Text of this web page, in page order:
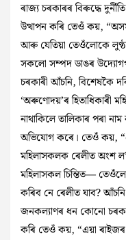
ৰাজ্য চৰকাৰৰ বিৰুদ্ধে
উত্থাপন কৰি তেওঁ কয়,
আৰু যেতিয়া তেওঁলোকে
সকলো সম্পদ ডাঙৰ
চৰকাৰী আঁচনি, বিশেষকৈ
‘অৰুণোদয়’ৰ হিতাধিকাৰী
নাথাকিলে তালিকাৰ পৰা নাম
অভিযোগ কৰে। তেওঁ কয়,
মহিলাসকলক ৰেলীত অংশ
মহিলাসকল চিন্তিত—
কৰিব নে ৰেলীত যাব?
জনকল্যাণৰ ধন কোনো
কৰি তেওঁ কয়, “এয়া ৰাইজৰ